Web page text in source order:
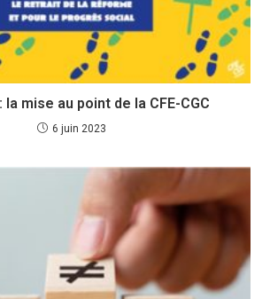
la mise au point de la CFE-CGC
6 juin 2023